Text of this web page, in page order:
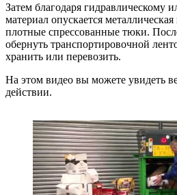
Затем благодаря гидравлическому
материал опускается
плотные спрессованные тюки.
обернуть транспортировочной
хранить или перевозить.
На этом видео вы можете увидеть
действии.